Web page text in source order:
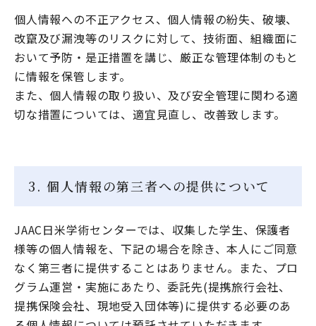
個人情報への不正アクセス、個人情報の紛失、破壊、
改竄及び漏洩等のリスクに対して、技術面、組織面に
おいて予防・是正措置を講じ、厳正な管理体制のもと
に情報を保管します。
また、個人情報の取り扱い、及び安全管理に関わる適
切な措置については、適宜見直し、改善致します。
3. 個人情報の第三者への提供について
JAAC日米学術センターでは、収集した学生、保護者
様等の個人情報を、下記の場合を除き、本人にご同意
なく第三者に提供することはありません。また、プロ
グラム運営・実施にあたり、委託先(提携旅行会社、
提携保険会社、現地受入団体等)に提供する必要のあ